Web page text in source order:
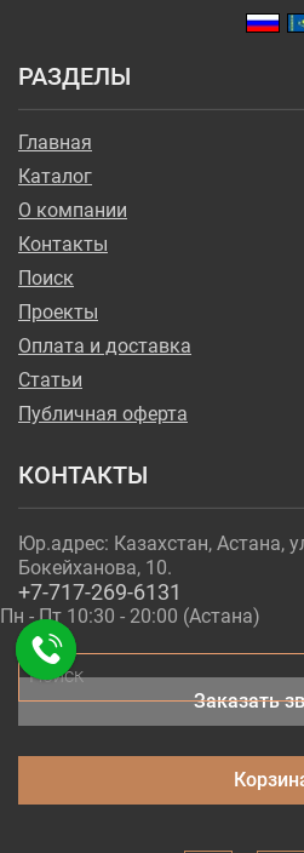
РАЗДЕЛЫ
Главная
Каталог
О компании
Контакты
Поиск
Проекты
Оплата и доставка
Статьи
Публичная оферта
КОНТАКТЫ
Юр.адрес: Казахстан, Астана,
Бокейханова, 10.
+7-717-269-6131
Пн - Пт 10:30 - 20:00 (Астана)
Заказать